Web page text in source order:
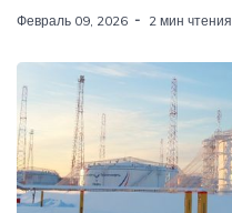
Февраль 09, 2026 2 мин чтения